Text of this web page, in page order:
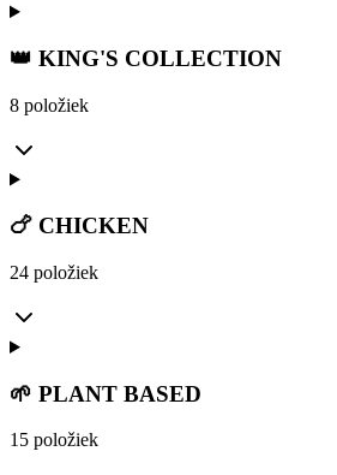
👑 KING'S COLLECTION
8 položiek
🍗 CHICKEN
24 položiek
🌱 PLANT BASED
15 položiek